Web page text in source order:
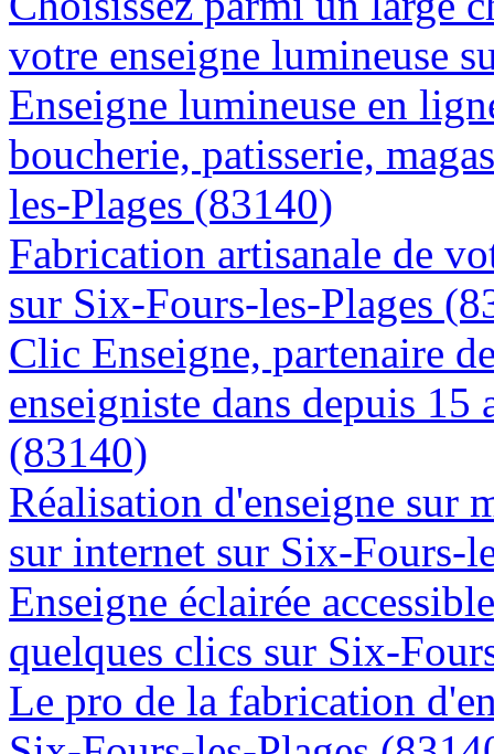
votre enseigne lumineuse
Enseigne lumineuse en
boucherie, patisserie,
les-Plages (83140)
Fabrication artisanale de
sur Six-Fours-les-Plages
Clic Enseigne, partenaire
enseigniste dans depuis 15
(83140)
Réalisation d'enseigne sur
sur internet sur Six-Fours-
Enseigne éclairée
quelques clics sur Six-
Le pro de la fabrication